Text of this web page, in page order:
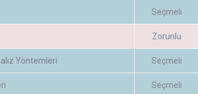
Seçmeli
Zorunlu
Yöntemleri Seçmeli
Seçmeli